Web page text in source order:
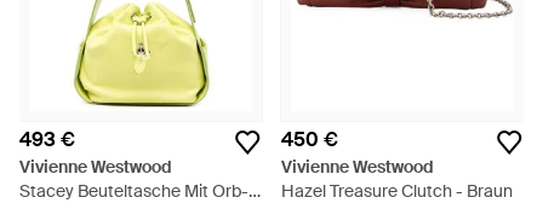
493 €
Vivienne Westwood
Stacey Beuteltasche Mit Orb-
450 €
Vivienne Westwood
Hazel Treasure Clutch - Braun